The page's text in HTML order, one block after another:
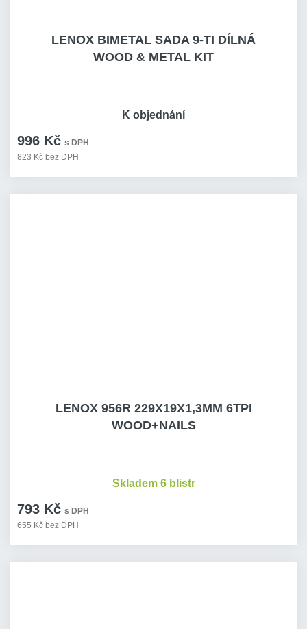
LENOX BIMETAL SADA 9-TI DÍLNÁ
WOOD & METAL KIT
996 Kč s DPH
823 Kč bez DPH
K objednání
LENOX 956R 229X19X1,3MM 6TPI
WOOD+NAILS
793 Kč s DPH
655 Kč bez DPH
Skladem 6 blistr